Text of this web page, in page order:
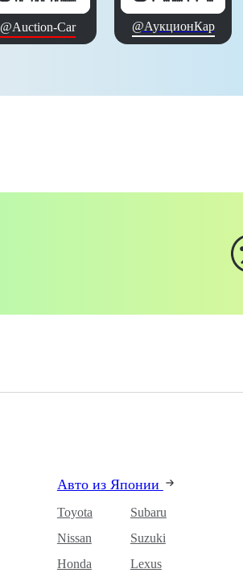
@Auction-Car @АукционКар
Авто из Японии
Toyota
Nissan
Honda
Subaru
Suzuki
Lexus